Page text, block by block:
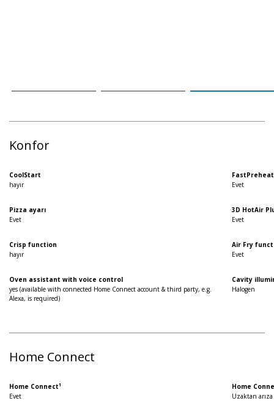
Konfor
CoolStart
hayır
FastPreheat
Evet
Pizza ayarı
Evet
3D HotAir
Evet
Crisp function
hayır
Air Fry
Evet
Oven assistant with voice control
yes (available with connected Home Connect account & third party, e.g.
Alexa, is required)
Cavity
Halogen
Home Connect
Home Connect1
Evet
Home
Uzaktan